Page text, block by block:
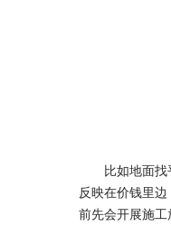
比如地面找平
反映在价钱里
前先会开展施